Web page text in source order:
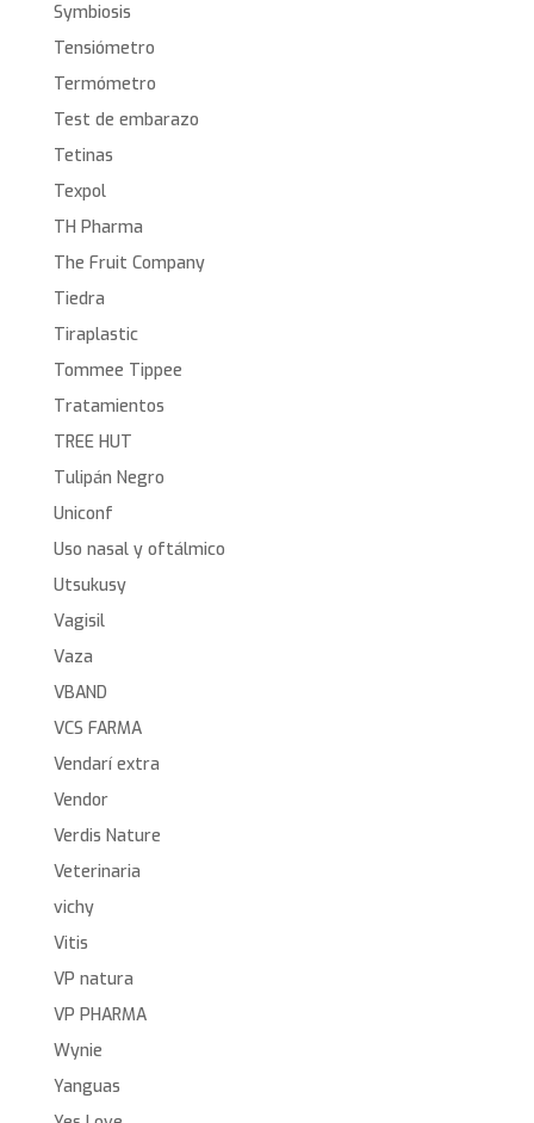
Symbiosis
Tensiómetro
Termómetro
Test de embarazo
Tetinas
Texpol
TH Pharma
The Fruit Company
Tiedra
Tiraplastic
Tommee Tippee
Tratamientos
TREE HUT
Tulipán Negro
Uniconf
Uso nasal y oftálmico
Utsukusy
Vagisil
Vaza
VBAND
VCS FARMA
Vendarí extra
Vendor
Verdis Nature
Veterinaria
vichy
Vitis
VP natura
VP PHARMA
Wynie
Yanguas